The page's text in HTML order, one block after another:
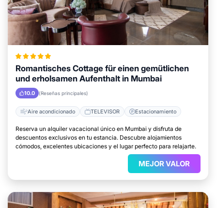
Romantisches Cottage für einen gemütlichen
und erholsamen Aufenthalt in Mumbai
10.0 (Reseñas principales)
Aire acondicionado TELEVISOR Estacionamiento
Reserva un alquiler vacacional único en Mumbai y disfruta de
descuentos exclusivos en tu estancia. Descubre alojamientos
cómodos, excelentes ubicaciones y el lugar perfecto para relajarte.
MEJOR VALOR